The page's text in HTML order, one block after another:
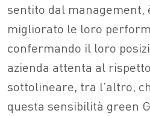
sentito dal management,
migliorato le loro
confermando il loro
azienda attenta al
sottolineare, tra l’altro,
questa sensibilità green